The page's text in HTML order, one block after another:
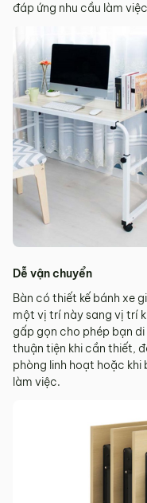
đáp ứng nhu cầu làm
Dễ vận chuyển
Bàn có thiết kế bánh xe
một vị trí này sang vị trí
gấp gọn cho phép bạn
thuận tiện khi cần thiết,
phòng linh hoạt hoặc
làm việc.